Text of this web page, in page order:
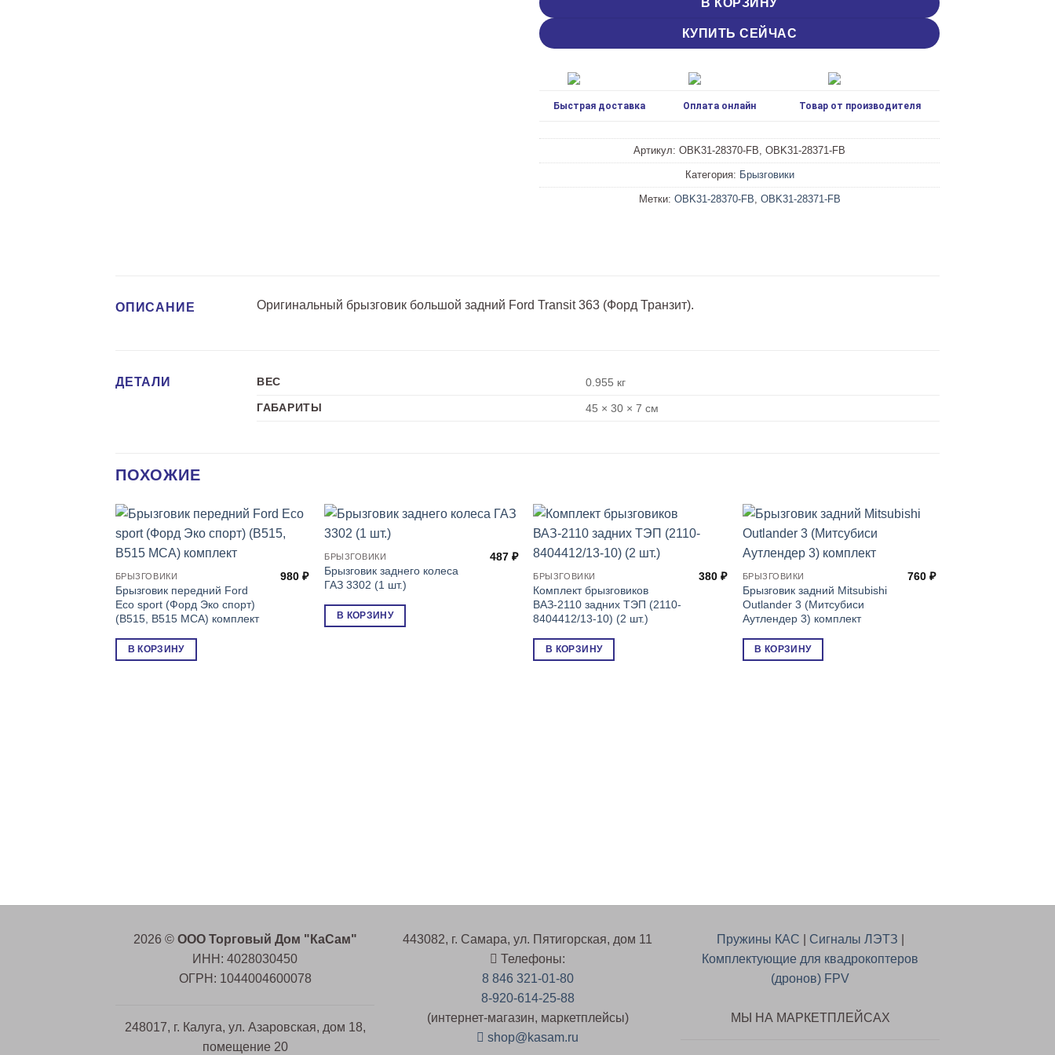
В КОРЗИНУ
КУПИТЬ СЕЙЧАС
Быстрая доставка Оплата онлайн Товар от производителя
Артикул: OBK31-28370-FB, OBK31-28371-FB
Категория: Брызговики
Метки: OBK31-28370-FB OBK31-28371-FB
ОПИСАНИЕ Оригинальный брызговик большой задний Ford Transit 363 (Форд Транзит).
ДЕТАЛИ ВЕС
0.955 кг
ГАБАРИТЫ
45 × 30 × 7 см
ПОХОЖИЕ
БРЫЗГОВИКИ
Брызговик передний Ford
Eco sport (Форд Эко спорт)
(B515, B515 MCA) комплект
980₽
В КОРЗИНУ
БРЫЗГОВИКИ
Брызговик заднего колеса
ГАЗ 3302 (1 шт.)
487 ₽
В КОРЗИНУ
БРЫЗГОВИКИ
Комплект брызговиков
ВАЗ-2110 задних ТЭП (2110-
8404412/13-10) (2 шт.)
380 ₽
В КОРЗИНУ
БРЫЗГОВИКИ
Брызговик задний Mitsubishi
Outlander 3 (Митсубиси
Аутлендер 3) комплект
760₽
В КОРЗИНУ
2026 © ООО Торговый Дом "КаСам"
ИНН: 4028030450
ОГРН: 1044004600078
248017, г. Калуга, ул. Азаровская, дом 18,
помещение 20
443082, г. Самара, ул. Пятигорская, дом 11
Телефоны:
8 846 321-01-80
8-920-614-25-88
(интернет-магазин, маркетплейсы)
shop@kasam.ru
Пружины КАС Сигналы ЛЭТЗ
Комплектующие для квадрокоптеров
(дронов) FPV
МЫ НА МАРКЕТПЛЕЙСАХ